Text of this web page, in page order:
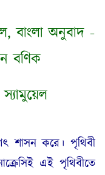
বাংলা অনুবাদ -
বণিক
শাসন করে। পৃথিবী
এই পৃথিবীতে